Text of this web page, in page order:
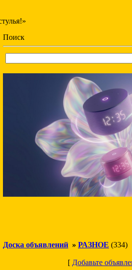
Поиск
Доска объявлений » РАЗНОЕ (334)
[ Добавьте